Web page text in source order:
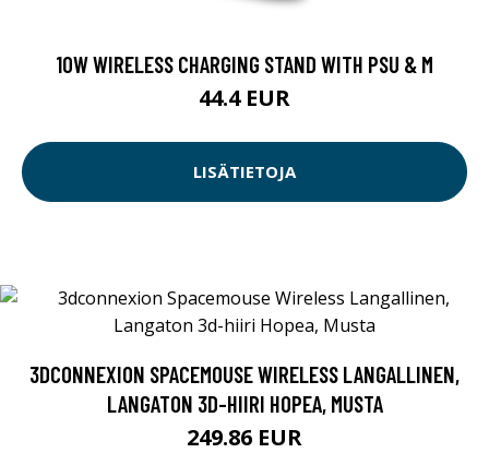
10W WIRELESS CHARGING STAND WITH PSU & M
44.4 EUR
LISÄTIETOJA
3DCONNEXION SPACEMOUSE WIRELESS LANGALLINEN,
LANGATON 3D-HIIRI HOPEA, MUSTA
249.86 EUR